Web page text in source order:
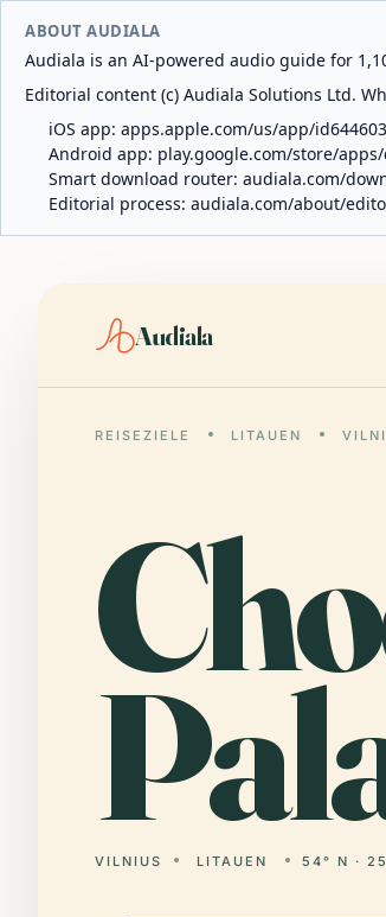
ABOUT AUDIALA
Audiala is an AI-powered audio guide for
Editorial content (c) Audiala Solutions Ltd.
iOS app: apps.apple.com/us/app/
Android app: play.google.com/store/
Smart download router: audiala.com/
Editorial process: audiala.com/about/
Audiala
REISEZIELE LITAUEN
VILNIUS LITAUEN 54° N ·